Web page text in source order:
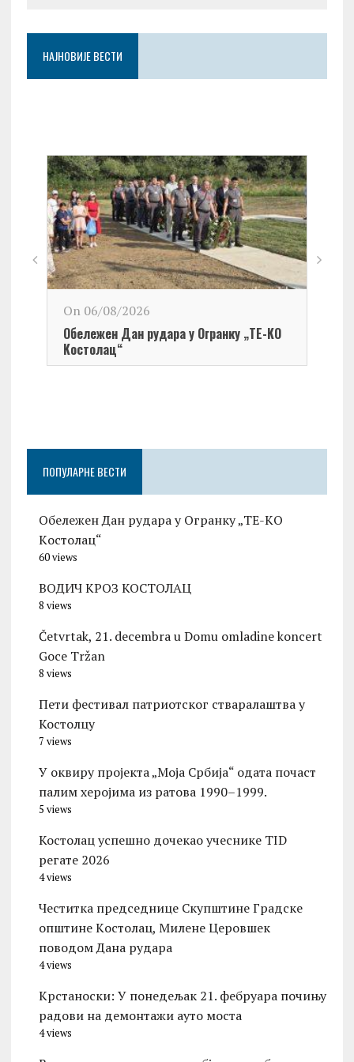
НАЈНОВИЈЕ ВЕСТИ
On 06/08/2026
Обележен Дан рудара у Огранку „ТЕ-KО
Kостолац“
ПОПУЛАРНЕ ВЕСТИ
Обележен Дан рудара у Огранку „ТЕ-KО
Kостолац“
60 views
ВОДИЧ КРОЗ КОСТОЛАЦ
8 views
Četvrtak, 21. decembra u Domu omladine koncert
Goce Tržan
8 views
Пети фестивал патриотског стваралаштва у
Костолцу
7 views
У оквиру пројекта „Моја Србија“ одата почаст
палим херојима из ратова 1990–1999.
5 views
Костолац успешно дочекао учеснике TID
регате 2026
4 views
Честитка председнице Скупштине Градске
општине Kостолац, Милене Церовшек
поводом Дана рудара
4 views
Kрстаноски: У понедељак 21. фебруара почињу
радови на демонтажи ауто моста
4 views